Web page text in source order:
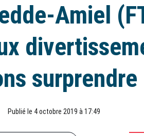
Amiel
surprendre
Publié le 4 octobre 2019 à 17:49